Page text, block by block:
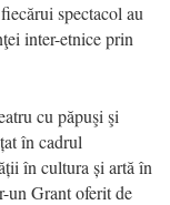
spectacol au
inter-etnice prin
cu păpuşi şi
în cadrul
în cultura și artă în
un Grant oferit de